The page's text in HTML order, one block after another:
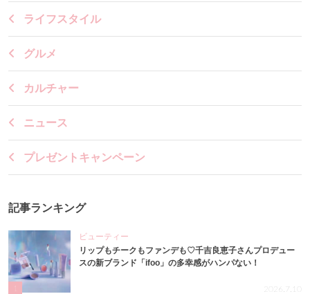
ライフスタイル
グルメ
カルチャー
ニュース
プレゼントキャンペーン
記事ランキング
ビューティー
リップもチークもファンデも♡千吉良恵子さんプロデュー
スの新ブランド「ifoo」の多幸感がハンパない！
2026.7.10